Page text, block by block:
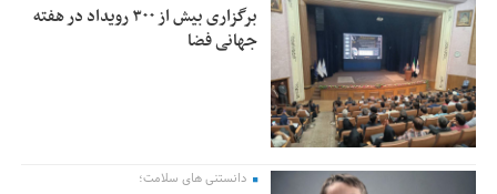
برگزاری بیش از ۳۰۰ رویداد در هفته
جهانی فضا
دانستنی های سلامت؛